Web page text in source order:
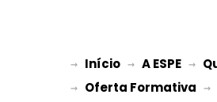
→ Início → A ESPE →
→ Oferta Formativa →